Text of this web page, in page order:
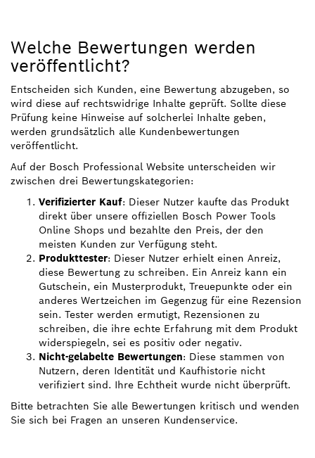
Welche Bewertungen werden
veröffentlicht?
Entscheiden sich Kunden, eine Bewertung abzugeben, so
wird diese auf rechtswidrige Inhalte geprüft. Sollte diese
Prüfung keine Hinweise auf solcherlei Inhalte geben,
werden grundsätzlich alle Kundenbewertungen
veröffentlicht.
Auf der Bosch Professional Website unterscheiden wir
zwischen drei Bewertungskategorien:
Verifizierter Kauf: Dieser Nutzer kaufte das Produkt
direkt über unsere offiziellen Bosch Power Tools
Online Shops und bezahlte den Preis, der den
meisten Kunden zur Verfügung steht.
Produkttester: Dieser Nutzer erhielt einen Anreiz,
diese Bewertung zu schreiben. Ein Anreiz kann ein
Gutschein, ein Musterprodukt, Treuepunkte oder ein
anderes Wertzeichen im Gegenzug für eine Rezension
sein. Tester werden ermutigt, Rezensionen zu
schreiben, die ihre echte Erfahrung mit dem Produkt
widerspiegeln, sei es positiv oder negativ.
Nicht-gelabelte Bewertungen: Diese stammen von
Nutzern, deren Identität und Kaufhistorie nicht
verifiziert sind. Ihre Echtheit wurde nicht überprüft.
Bitte betrachten Sie alle Bewertungen kritisch und wenden
Sie sich bei Fragen an unseren Kundenservice.